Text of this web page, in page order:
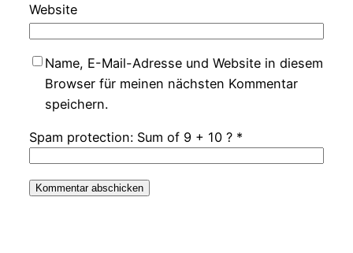
Website
Name, E-Mail-Adresse und Website in diesem
Browser für meinen nächsten Kommentar
speichern.
Spam protection: Sum of 9 + 10 ? *